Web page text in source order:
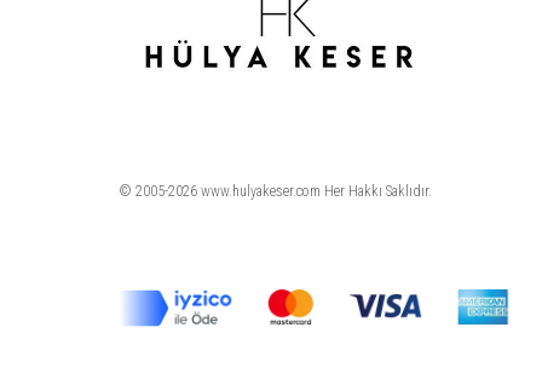
© 2005-2026 www.hulyakeser.com Her Hakkı Saklıdır.